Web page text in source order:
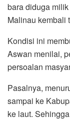
bara diduga
Malinau kembali
Kondisi ini
Aswan menilai,
persoalan
Pasalnya,
sampai ke
ke laut.